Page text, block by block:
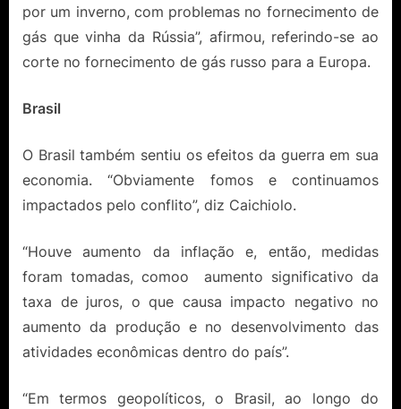
por um inverno, com problemas no fornecimento de
gás que vinha da Rússia”, afirmou, referindo-se ao
corte no fornecimento de gás russo para a Europa.
Brasil
O Brasil também sentiu os efeitos da guerra em sua
economia. “Obviamente fomos e continuamos
impactados pelo conflito”, diz Caichiolo.
“Houve aumento da inflação e, então, medidas
foram tomadas, comoo aumento significativo da
taxa de juros, o que causa impacto negativo no
aumento da produção e no desenvolvimento das
atividades econômicas dentro do país”.
“Em termos geopolíticos, o Brasil, ao longo do